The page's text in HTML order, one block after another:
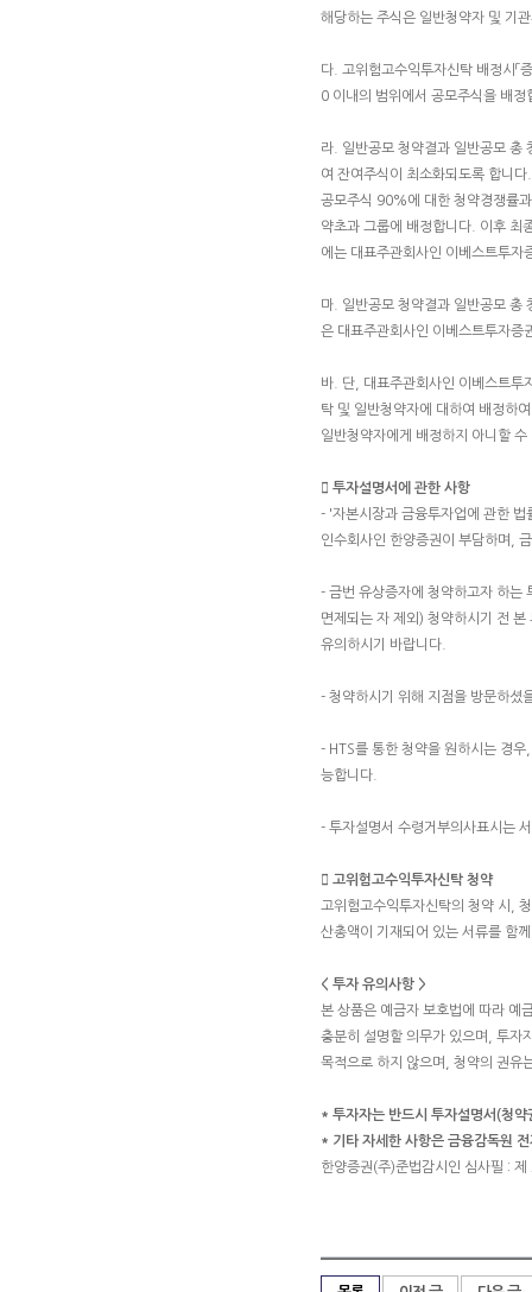
해당하는 주식은 일반청약자 및 기
다. 고위험고수익투자신탁 배정시
0 이내의 범위에서 공모주식을 배정
라. 일반공모 청약결과 일반공모 총
여 잔여주식이 최소화되도록 합니
공모주식 90%에 대한 청약경쟁률
약초과 그룹에 배정합니다. 이후 최
에는 대표주관회사인 이베스트투자
마. 일반공모 청약결과 일반공모 총
은 대표주관회사인 이베스트투자증
바. 단, 대표주관회사인 이베스트투
탁 및 일반청약자에 대하여 배정하
일반청약자에게 배정하지 아니할 수
 투자설명서에 관한 사항
- '자본시장과 금융투자업에 관한
인수회사인 한양증권이 부담하며,
- 금번 유상증자에 청약하고자 하는
면제되는 자 제외) 청약하시기 전
유의하시기 바랍니다.
- 청약하시기 위해 지점을 방문하셨
- HTS를 통한 청약을 원하시는 경
능합니다.
- 투자설명서 수령거부의사표시는
 고위험고수익투자신탁 청약
고위험고수익투자신탁의 청약 시,
산총액이 기재되어 있는 서류를 함
< 투자 유의사항 >
본 상품은 예금자 보호법에 따라 예
충분히 설명할 의무가 있으며, 투자
목적으로 하지 않으며, 청약의 권유
* 투자자는 반드시 투자설명서(청
* 기타 자세한 사항은 금융감독원
한양증권(주)준법감시인 심사필 :